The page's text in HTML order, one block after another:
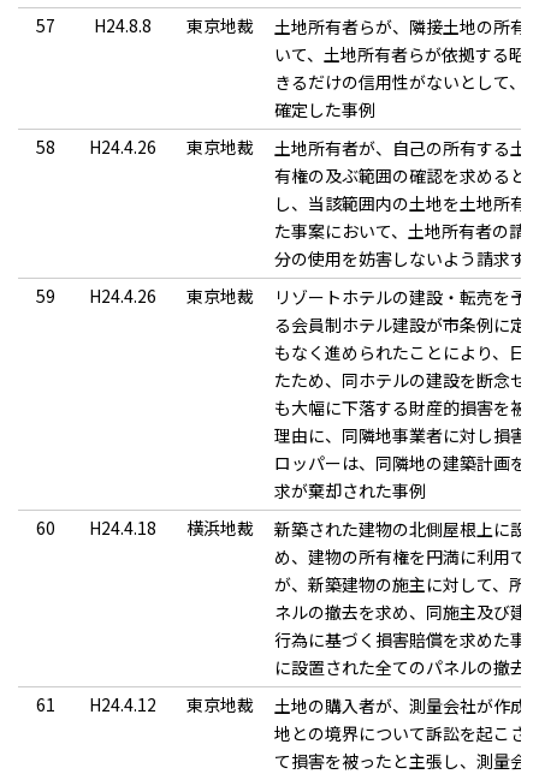
57 H24.8.8 東京地裁
土地所有者らが、隣接土地の所有
いて、土地所有者らが依拠する昭
きるだけの信用性がないとして、
確定した事例
58
H24.4.26 東京地裁
土地所有者が、自己の所有する土
有権の及ぶ範囲の確認を求めると
し、当該範囲内の土地を土地所有
た事案において、土地所有者の請
分の使用を妨害しないよう請求す
59
H24.4.26 東京地裁
リゾートホテルの建設・転売を予
る会員制ホテル建設が市条例に定
もなく進められたことにより、日
たため、同ホテルの建設を断念せ
も大幅に下落する財産的損害を被
理由に、同隣地事業者に対し損害
ロッパーは、同隣地の建築計画を
求が棄却された事例
60
H24.4.18 横浜地裁
新築された建物の北側屋根上に設
め、建物の所有権を円満に利用で
が、新築建物の施主に対して、所
ネルの撤去を求め、同施主及び建
行為に基づく損害賠償を求めた事
に設置された全てのパネルの撤去
61
H24.4.12 東京地裁
土地の購入者が、測量会社が作成
地との境界について訴訟を起こさ
て損害を被ったと主張し、測量会